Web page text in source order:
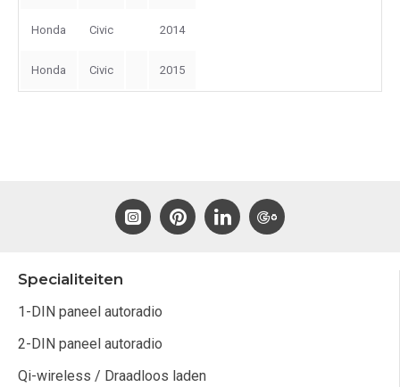
Honda Civic 2014
Honda Civic 2015
Specialiteiten
1-DIN paneel autoradio
2-DIN paneel autoradio
Qi-wireless / Draadloos laden